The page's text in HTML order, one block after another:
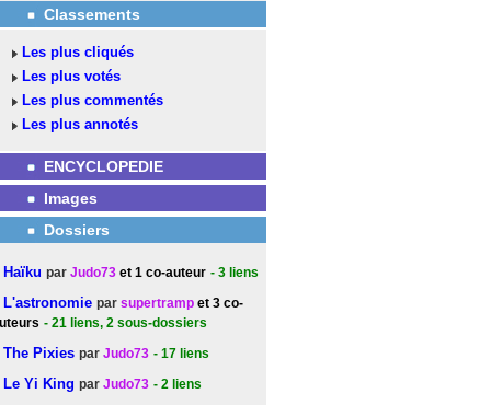
Classements
Les plus cliqués
Les plus votés
Les plus commentés
Les plus annotés
ENCYCLOPEDIE
Images
Dossiers
Haïku par Judo73 et 1 co-auteur - 3 liens
L'astronomie par supertramp et 3 co-
- 21 liens, 2 sous-dossiers
The Pixies par Judo73 - 17 liens
Le Yi King par Judo73 - 2 liens